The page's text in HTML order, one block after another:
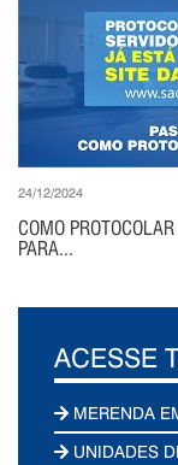
24/12/2024
COMO
PARA...
ACESSE
MERENDA
UNIDADES